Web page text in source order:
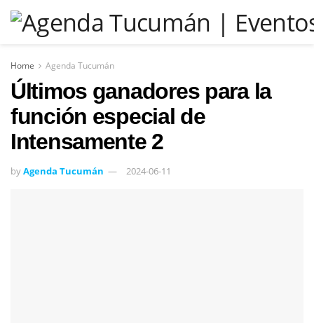
Home Agenda Tucumán
Últimos ganadores para la
función especial de
Intensamente 2
byAgenda Tucumán 2024-06-11